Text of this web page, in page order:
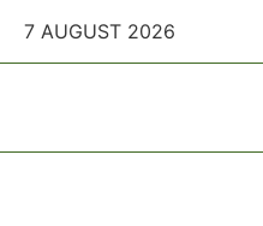
7 AUGUST 2026